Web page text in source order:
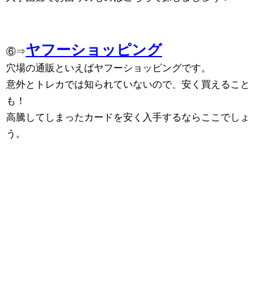
⑥⇒ヤフーショッピング
穴場の通販といえばヤフーショッピングです。
意外とトレカでは知られていないので、安く買えること
も！
高騰してしまったカードを安く入手するならここでしょ
う。